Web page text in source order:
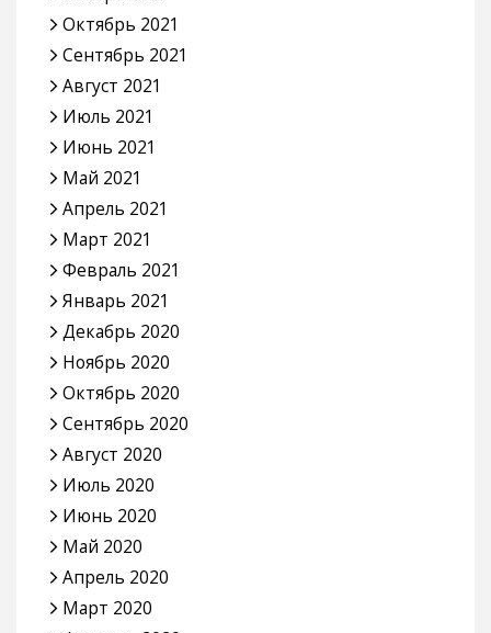
Октябрь 2021
Сентябрь 2021
Август 2021
Июль 2021
Июнь 2021
Май 2021
Апрель 2021
Март 2021
Февраль 2021
Январь 2021
Декабрь 2020
Ноябрь 2020
Октябрь 2020
Сентябрь 2020
Август 2020
Июль 2020
Июнь 2020
Май 2020
Апрель 2020
Март 2020